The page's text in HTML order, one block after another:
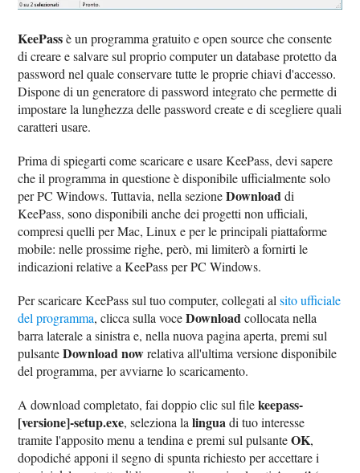
KeePassè un programma gratuito e open source che consente
di creare e salvare sul proprio computer un database protetto da
password nel quale conservare tutte le proprie chiavi d'accesso.
Dispone di un generatore di password integrato che permette di
impostare la lunghezza delle password create e di scegliere quali
caratteri usare.
Prima di spiegarti come scaricare e usare KeePass, devi sapere
che il programma in questione è disponibile ufficialmente solo
per PC Windows. Tuttavia, nella sezioneDownloaddi
KeePass, sono disponibili anche dei progetti non ufficiali,
compresi quelli per Mac, Linux e per le principali piattaforme
mobile: nelle prossime righe, però, mi limiterò a fornirti le
indicazioni relative a KeePass per PC Windows.
Per scaricare KeePass sul tuo computer, collegati alsito ufficiale
del programma, clicca sulla voceDownloadcollocata nella
barra laterale a sinistra e, nella nuova pagina aperta, premi sul
pulsanteDownload nowrelativa all'ultima versione disponibile
del programma, per avviarne lo scaricamento.
A download completato, fai doppio clic sul filekeepass-
[versione]-setup.exe, seleziona lalinguadi tuo interesse
tramite l'apposito menu a tendina e premi sul pulsanteOK,
dopodiché apponi il segno di spunta richiesto per accettare i